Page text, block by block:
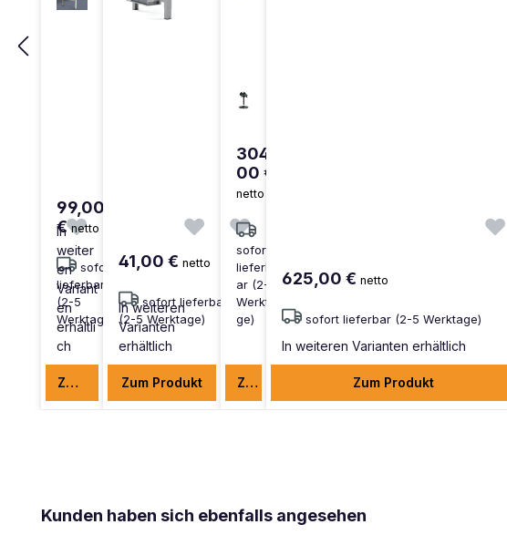
99,00
€netto
sofort
lieferbar
(2-5
Werktage)
In
weiter
en
Variant
en
erhältli
ch
Zum Produkt
41,00 € netto
sofort lieferbar
(2-5 Werktage)
In weiteren
Varianten
erhältlich
Zum Produkt
304,
00 €
netto
sofort
lieferb
ar (2-5
Werkta
ge)
Zum Produkt
625,00 € netto
sofort lieferbar (2-5 Werktage)
In weiteren Varianten erhältlich
Zum Produkt
Produktgalerie überspringen
Kunden haben sich ebenfalls angesehen